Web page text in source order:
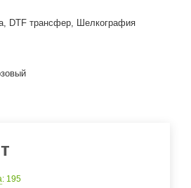
DTF трансфер, Шелкография
: 195